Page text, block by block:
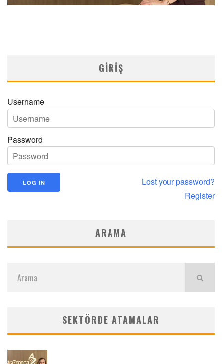
GIRIŞ
Username
Password
Lost your password?
Register
ARAMA
SEKTÖRDE ATAMALAR